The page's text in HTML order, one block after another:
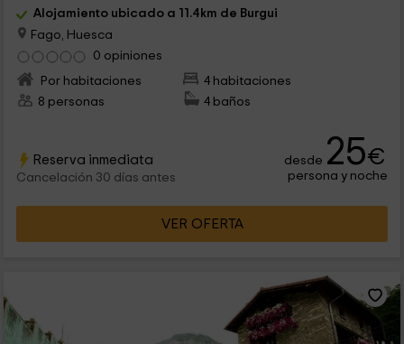
Alojamiento ubicado a 11.4km de Burgui
Fago, Huesca
0 opiniones
Por habitaciones
4 habitaciones
8 personas
4 baños
Reserva inmediata
Cancelación 30 días antes
desde 25€
persona y noche
VER OFERTA